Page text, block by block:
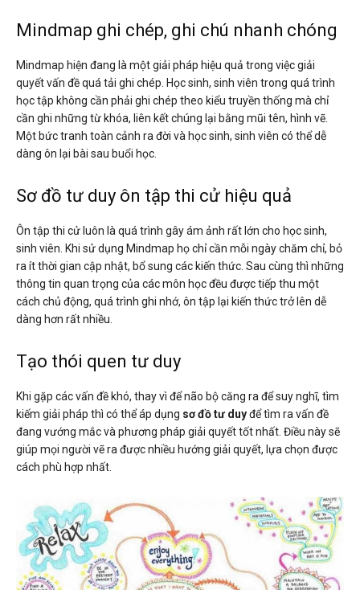
Mindmap ghi chép, ghi chú nhanh chóng
Mindmap hiện đang là một giải pháp hiệu quả trong việc giải
quyết vấn đề quá tải ghi chép. Học sinh, sinh viên trong quá trình
học tập không cần phải ghi chép theo kiểu truyền thống mà chỉ
cần ghi những từ khóa, liên kết chúng lại bằng mũi tên, hình vẽ.
Một bức tranh toàn cảnh ra đời và học sinh, sinh viên có thể dễ
dàng ôn lại bài sau buổi học.
Sơ đồ tư duy ôn tập thi cử hiệu quả
Ôn tập thi cử luôn là quá trình gây ám ảnh rất lớn cho học sinh,
sinh viên. Khi sử dụng Mindmap họ chỉ cần mỗi ngày chăm chỉ, bỏ
ra ít thời gian cập nhật, bổ sung các kiến thức. Sau cùng thì những
thông tin quan trọng của các môn học đều được tiếp thu một
cách chủ động, quá trình ghi nhớ, ôn tập lại kiến thức trở lên dễ
dàng hơn rất nhiều.
Tạo thói quen tư duy
Khi gặp các vấn đề khó, thay vì để não bộ căng ra để suy nghĩ, tìm
kiếm giải pháp thì có thể áp dụng sơ đồ tư duyđể tìm ra vấn đề
đang vướng mắc và phương pháp giải quyết tốt nhất. Điều này sẽ
giúp mọi người vẽ ra được nhiều hướng giải quyết, lựa chọn được
cách phù hợp nhất.